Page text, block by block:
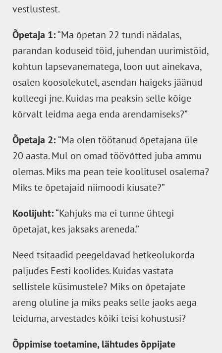
vestlustest.
Õpetaja 1:“Ma õpetan 22 tundi nädalas,
parandan koduseid töid, juhendan uurimistöid,
kohtun lapsevanematega, loon uut ainekava,
osalen koosolekutel, asendan haigeks jäänud
kolleegi jne. Kuidas ma peaksin selle kõige
kõrvalt leidma aega enda arendamiseks?”
Õpetaja 2:“Ma olen töötanud õpetajana üle
20 aasta. Mul on omad töövõtted juba ammu
olemas. Miks ma pean teie koolitusel osalema?
Miks te õpetajaid niimoodi kiusate?”
Koolijuht:“Kahjuks ma ei tunne ühtegi
õpetajat, kes jaksaks areneda.”
Need tsitaadid peegeldavad hetkeolukorda
paljudes Eesti koolides. Kuidas vastata
sellistele küsimustele? Miks on õpetajate
areng oluline ja miks peaks selle jaoks aega
leiduma, arvestades kõiki teisi kohustusi?
Õppimise toetamine, lähtudes õppijate